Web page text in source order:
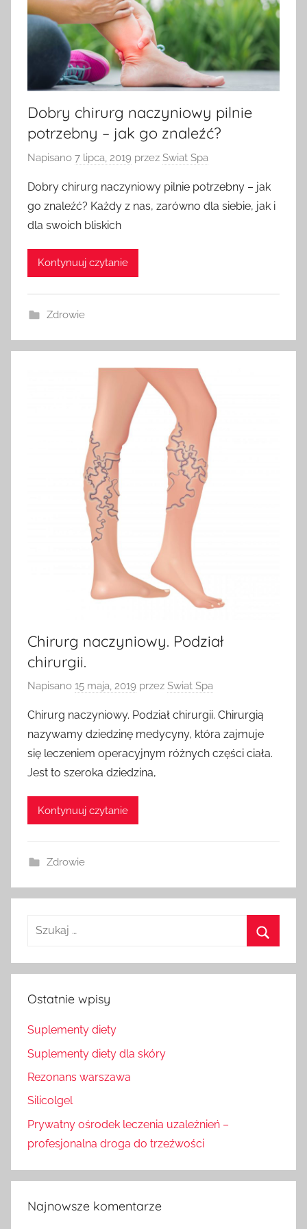
Dobry chirurg naczyniowy pilnie
potrzebny – jak go znaleźć?
Napisano 7 lipca, 2019 przez Swiat Spa
Dobry chirurg naczyniowy pilnie potrzebny – jak
go znaleźć? Każdy z nas, zarówno dla siebie, jak i
dla swoich bliskich
Kontynuuj czytanie
Zdrowie
Chirurg naczyniowy. Podział
chirurgii.
Napisano 15 maja, 2019 przez Swiat Spa
Chirurg naczyniowy. Podział chirurgii. Chirurgią
nazywamy dziedzinę medycyny, która zajmuje
się leczeniem operacyjnym różnych części ciała.
Jest to szeroka dziedzina,
Kontynuuj czytanie
Zdrowie
Szukaj
Ostatnie wpisy
Suplementy diety
Suplementy diety dla skóry
Rezonans warszawa
Silicolgel
Prywatny ośrodek leczenia uzależnień –
profesjonalna droga do trzeźwości
Najnowsze komentarze